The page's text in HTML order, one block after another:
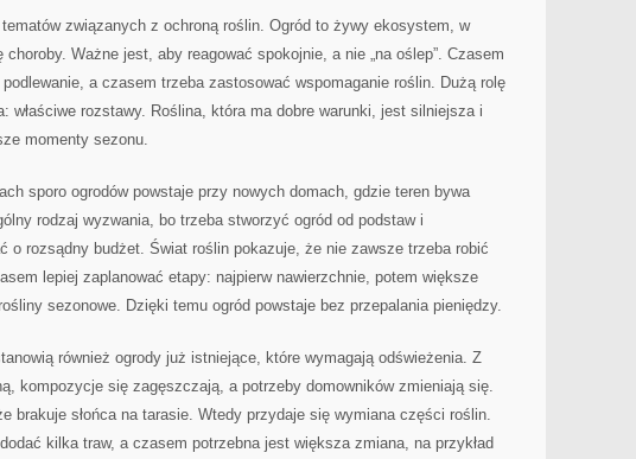
tematów związanych z ochroną roślin. Ogród to żywy ekosystem, w
choroby. Ważne jest, aby reagować spokojnie, a nie „na oślep”. Czasem
a czasem trzeba zastosować wspomaganie roślin. Dużą rolę
właściwe rozstawy. Roślina, która ma dobre warunki, jest silniejsza i
momenty sezonu.
sporo ogrodów powstaje przy nowych domach, gdzie teren bywa
rodzaj wyzwania, bo trzeba stworzyć ogród od podstaw i
o rozsądny budżet. Świat roślin pokazuje, że nie zawsze trzeba robić
lepiej zaplanować etapy: najpierw nawierzchnie, potem większe
sezonowe. Dzięki temu ogród powstaje bez przepalania pieniędzy.
również ogrody już istniejące, które wymagają odświeżenia. Z
kompozycje się zagęszczają, a potrzeby domowników zmieniają się.
brakuje słońca na tarasie. Wtedy przydaje się wymiana części roślin.
kilka traw, a czasem potrzebna jest większa zmiana, na przykład